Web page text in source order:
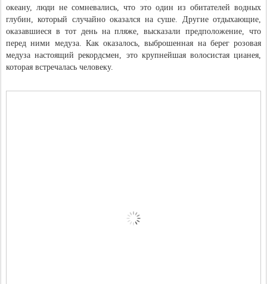
океану, люди не сомневались, что это один из обитателей водных
глубин, который случайно оказался на суше. Другие отдыхающие,
оказавшиеся в тот день на пляже, высказали предположение, что
перед ними медуза. Как оказалось, выброшенная на берег розовая
медуза настоящий рекордсмен, это крупнейшая волосистая цианея,
которая встречалась человеку.